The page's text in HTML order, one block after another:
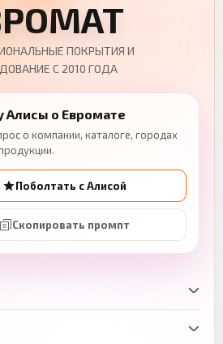
ПОКРЫТИЯ И
С 2010 ГОДА
Алисы о Евромате
о компании, каталоге, городах
Поболтать с Алисой
Скопировать промпт